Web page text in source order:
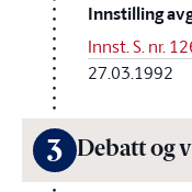
Innstilling
Innst. S. nr.
27.03.1992
3 Debatt og